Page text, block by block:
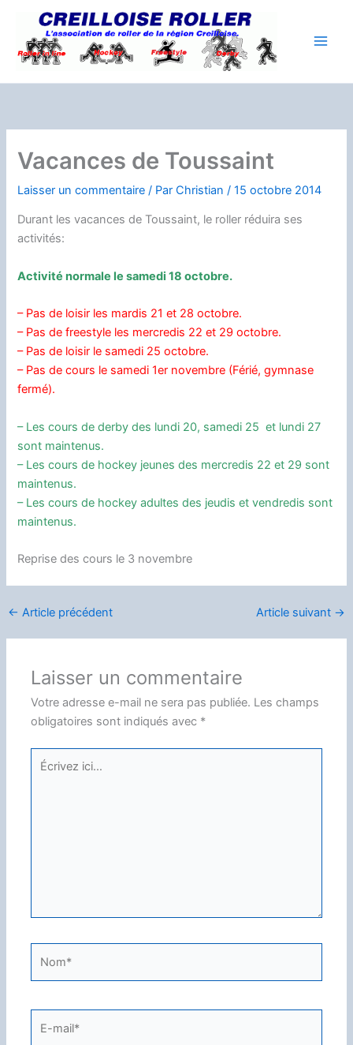
contenu
Vacances de Toussaint
Laisser un commentaire / ParChristian/15 octobre 2014
Durant les vacances de Toussaint, le roller réduira ses
activités:
Activité normale le samedi 18 octobre.
– Pas de loisir les mardis 21 et 28 octobre.
– Pas de freestyle les mercredis 22 et 29 octobre.
– Pas de loisir le samedi 25 octobre.
– Pas de cours le samedi 1er novembre (Férié, gymnase
fermé).
– Les cours de derby des lundi 20, samedi 25 et lundi 27
sont maintenus.
– Les cours de hockey jeunes des mercredis 22 et 29 sont
maintenus.
– Les cours de hockey adultes des jeudis et vendredis sont
maintenus.
Reprise des cours le 3 novembre
← Article précédent Article suivant →
Laisser un commentaire
Votre adresse e-mail ne sera pas publiée. Les champs
obligatoires sont indiqués avec *
Écrivez
mail*